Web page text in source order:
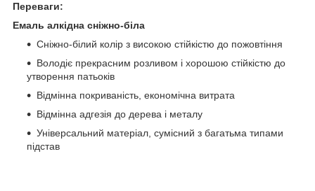
Переваги:
Емаль алкідна сніжно-біла
Сніжно-білий колір з високою стійкістю до пожовтіння
Володіє прекрасним розливом і хорошою стійкістю до
утворення патьоків
Відмінна покриваність, економічна витрата
Відмінна адгезія до дерева і металу
Універсальний матеріал, сумісний з багатьма типами
підстав